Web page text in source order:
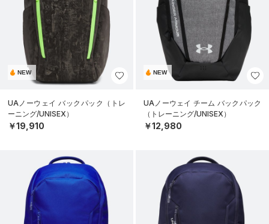
NEW
UAノーウェイ バックパック（トレ
ーニング/UNISEX）
￥19,910
NEW
UAノーウェイ チーム バックパック
（トレーニング/UNISEX）
￥12,980